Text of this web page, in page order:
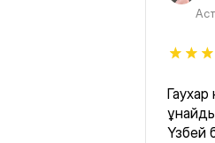
Үзбей